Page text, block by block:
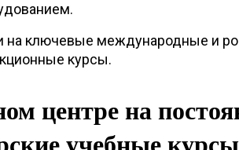
ключевые международные и
курсы.
центре на